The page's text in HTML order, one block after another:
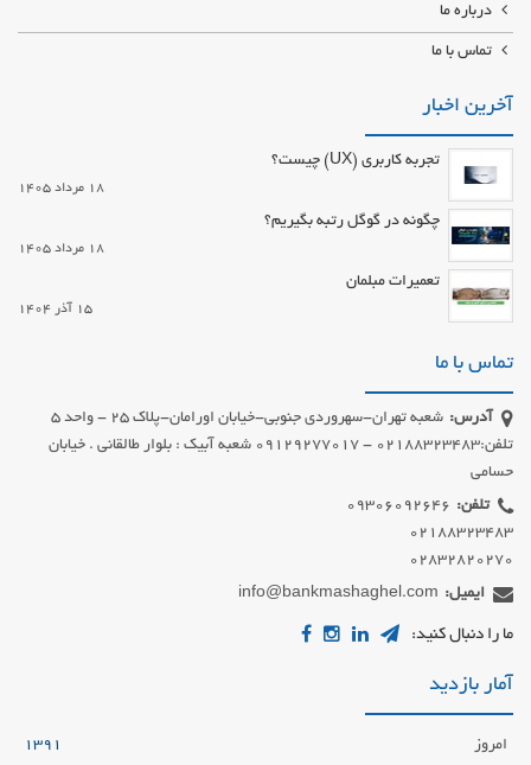
درباره ما
تماس با ما
آخرین اخبار
تجربه کاربری (UX) چیست؟
18 مرداد 1405
چگونه در گوگل رتبه بگیریم؟
18 مرداد 1405
تعمیرات مبلمان
15 آذر 1404
تماس با ما
آدرس:
شعبه تهران-سهروردی جنوبی-خیابان اورامان-پلاک 25 - واحد 5
تلفن:02188323483 - 09129277017 شعبه آبیک : بلوار طالقانی . خیابان
حسامی
تلفن:
02832820270
ایمیل: info@bankmashaghel.com
ما را دنبال کنید:
آمار بازدید
امروز 1391